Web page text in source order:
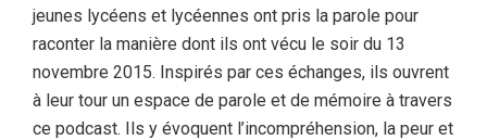
jeunes lycéens et lycéennes ont pris la parole pour
raconter la manière dont ils ont vécu le soir du 13
novembre 2015. Inspirés par ces échanges, ils ouvrent
à leur tour un espace de parole et de mémoire à travers
ce podcast. Ils y évoquent l’incompréhension, la peur et